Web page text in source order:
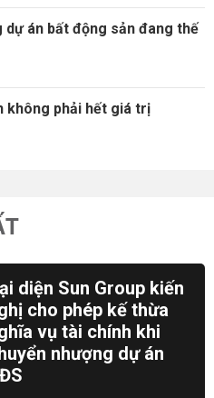
án bất động sản đang thế
không phải hết giá trị
diện Sun Group kiến
cho phép kế thừa
vụ tài chính khi
nhượng dự án